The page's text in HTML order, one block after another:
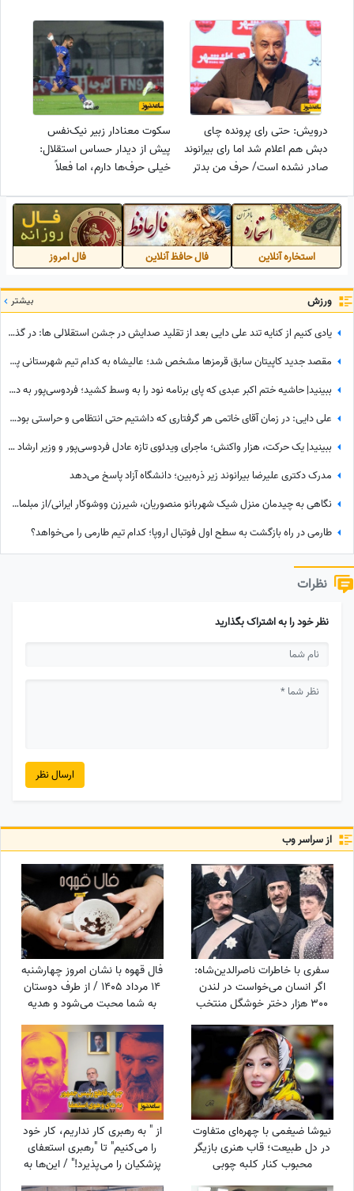
کاپیتان شود!
درویش: حتی رای پرونده چای
دبش هم اعلام شد اما رای بیرانوند
صادر نشده است/ حرف من بدتر
انجام داد؟
سکوت معنادار زبیر نیک‌نفس
پیش از دیدار حساس استقلال:
خیلی حرف‌ها دارم، اما فعلاً
استخاره آنلاین فال حافظ آنلاین فال امروز
ورزش بیشتر
یادی کنیم از کنایه تند علی دایی بعد از تقلید صدایش در جشن استقلالی ها: در گذشته پادشاهان دلقک‌هایی داشتند که وظیفه‌شان تقلید صدا و خنداندن مردم بود+عکس
مقصد جدید کاپیتان سابق قرمزها مشخص شد؛ عالیشاه به کدام تیم شهرستانی پیوست؟
ببینید| حاشیه ختم اکبر عبدی که پای برنامه نود را به وسط کشید؛ فردوسی‌پور به دستبوسی وزیر چه واکنشی نشان داد؟
علی دایی: در زمان آقای خاتمی هر گرفتاری‌ که داشتیم حتی انتظامی و حراستی بود، ایشان به راحتی حل می‌کردند درباره پاداش هم به تمام قولشان عمل کردند و...
ببینید| یک حرکت، هزار واکنش؛ ماجرای ویدئوی تازه عادل فردوسی‌پور و وزیر ارشاد در مراسم ختم اکبر عبدی چیست؟
مدرک دکتری علیرضا بیرانوند زیر ذره‌بین؛ دانشگاه آزاد پاسخ می‌دهد
نگاهی به چیدمان منزل شیک شهربانو منصوریان، شیرزن ووشوکار ایرانی/از مبلمان مدرن و پرده اعیانی تا فرش آبی فیروزه‌ای
طارمی در راه بازگشت به سطح اول فوتبال اروپا؛ کدام تیم طارمی را می‌خواهد؟
نظرات
نظر خود را به اشتراک بگذارید
ارسال نظر
از سراسر وب
سفری با خاطرات ناصرالدین‌شاه:
اگر انسان می‌خواست در لندن
300 هزار دختر خوشگل منتخب
می‌کرد، خیلی اوضاع غریبی بود/
خیلی خیلی تماشا کردیم
فال قهوه با نشان امروز چهارشنبه
14 مرداد 1405 / از طرف دوستان
به شما محبت می‌شود و هدیه
گرانبهایی دریافت خواهید کرد
نیوشا ضیغمی با چهره‌ای متفاوت
در دل طبیعت؛ قاب هنری بازیگر
محبوب کنار کلبه چوبی
از " به رهبری کار نداریم، کار خود
را می‌کنیم" تا "رهبری استعفای
پزشکیان را می‌پذیرد!" / این‌ها به
نفع چه کسی کار می‌کنند؟